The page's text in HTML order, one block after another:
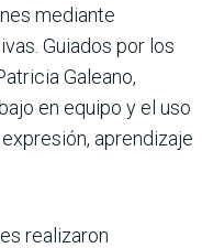
mediante
Guiados por los
Galeano,
en equipo y el uso
aprendizaje
realizaron